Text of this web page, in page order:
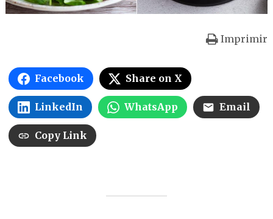
Imprimir
Facebook Share on X
LinkedIn WhatsApp Email
Copy Link